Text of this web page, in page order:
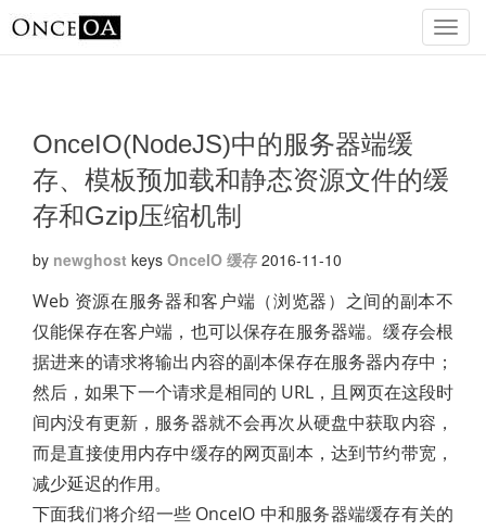
OnceIO(NodeJS)中的服务器端缓
存、模板预加载和静态资源文件的缓
存和Gzip压缩机制
by newghost keys OnceIO 缓存 2016-11-10
Web 资源在服务器和客户端（浏览器）之间的副本不
仅能保存在客户端，也可以保存在服务器端。缓存会根
据进来的请求将输出内容的副本保存在服务器内存中；
然后，如果下一个请求是相同的 URL，且网页在这段时
间内没有更新，服务器就不会再次从硬盘中获取内容，
而是直接使用内存中缓存的网页副本，达到节约带宽，
减少延迟的作用。
下面我们将介绍一些 OnceIO 中和服务器端缓存有关的